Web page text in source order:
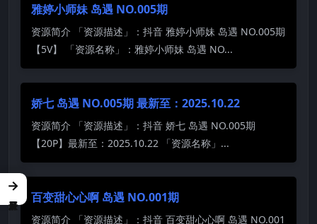
雅婷小师妹 岛遇 NO.005期
资源简介 「资源描述」：抖音 雅婷小师妹 岛遇 NO.005期
【5V】 「资源名称」：雅婷小师妹 岛遇 NO...
娇七 岛遇 NO.005期 最新至：2025.10.22
资源简介 「资源描述」：抖音 娇七 岛遇 NO.005期
【20P】最新至：2025.10.22 「资源名称」...
百变甜心心啊 岛遇 NO.001期
资源简介 「资源描述」：抖音 百变甜心心啊 岛遇 NO.001
→